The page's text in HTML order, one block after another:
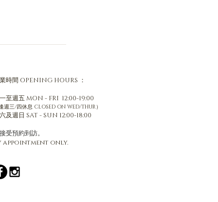
時間 OPENING HOURS ：
至週五 MON - FRI 12:00-19:00
逢週三/四休息 CLOSED ON WED/THUR）
及週日 SAT - SUN 12:00-18:00
受預約到訪。
appointment only.